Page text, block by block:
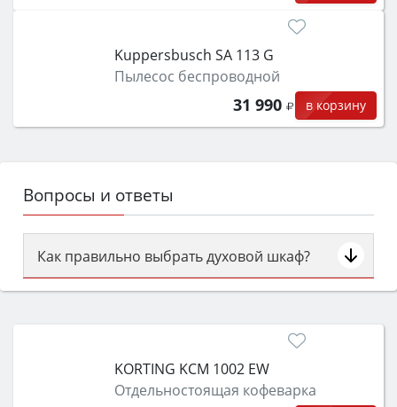
Kuppersbusch SA 113 G
Пылесос беспроводной
31 990 в корзину
Вопросы и ответы
Как правильно выбрать духовой шкаф?
Сначала определитесь с типом (газовый или
затем смотрите на объём 50–70 л для семьи,
функции (конвекция, гриль, самоочистка,
защита от детей).
KORTING KCM 1002 EW
Отдельностоящая кофеварка